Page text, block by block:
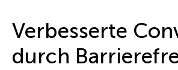
Verbesserte
durch